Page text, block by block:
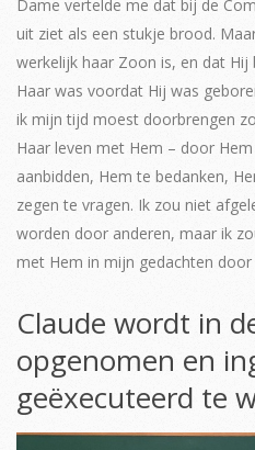
Dame vertelde me dat bij de
uit ziet als een stukje brood.
werkelijk haar Zoon is, en dat
Haar was voordat Hij was
ik mijn tijd moest doorbrengen
Haar leven met Hem – door
aanbidden, Hem te bedanken,
zegen te vragen. Ik zou niet
worden door anderen, maar ik
met Hem in mijn gedachten door
Claude wordt in
opgenomen en
geëxecuteerd te